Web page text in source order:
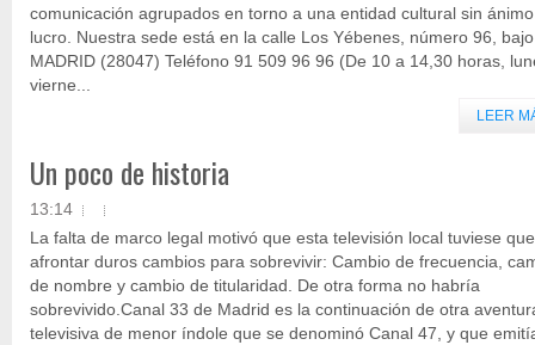
comunicación agrupados en torno a una entidad cultural sin
lucro. Nuestra sede está en la calle Los Yébenes, número 96,
MADRID (28047) Teléfono 91 509 96 96 (De 10 a 14,30 horas,
vierne...
LEER
Un poco de historia
13:14
La falta de marco legal motivó que esta televisión local tuviese que
afrontar duros cambios para sobrevivir: Cambio de frecuencia,
de nombre y cambio de titularidad. De otra forma no habría
sobrevivido.Canal 33 de Madrid es la continuación de otra
televisiva de menor índole que se denominó Canal 47, y que